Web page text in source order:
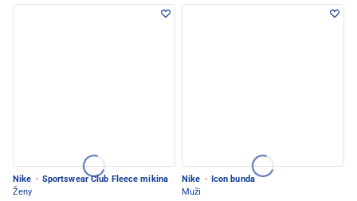
Nike · Sportswear Club Fleece mikina
Ženy
Nike ·
Icon bunda
Muži